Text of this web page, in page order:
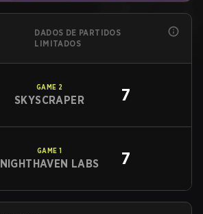
DADOS DE PARTIDOS
LIMITADOS
GAME 2
SKYSCRAPER 7
GAME 1
NIGHTHAVEN LABS 7